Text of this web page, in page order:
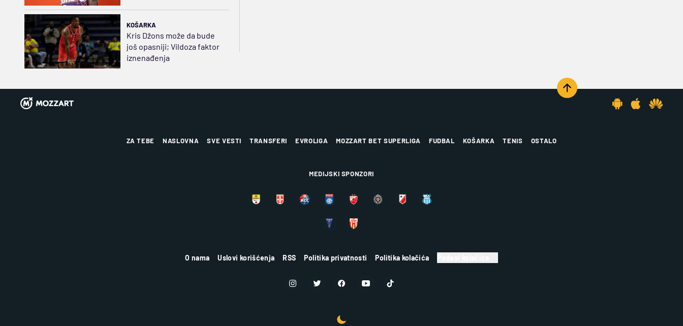
KOŠARKA
Kris Džons može da bude
još opasniji; Vildoza faktor
iznenađenja
ZA TEBE NASLOVNA SVE VESTI TRANSFERI EVROLIGA MOZZART BET SUPERLIGA FUDBAL KOŠARKA TENIS OSTALO
MEDIJSKI SPONZORI
O nama Uslovi korišćenja RSS Politika privatnosti Politika kolačića